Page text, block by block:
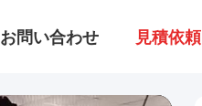
お問い合わせ 見積依頼